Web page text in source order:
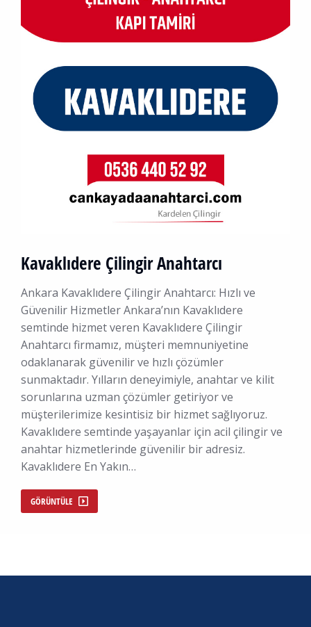
Kavaklıdere Çilingir Anahtarcı
Ankara Kavaklıdere Çilingir Anahtarcı: Hızlı ve
Güvenilir Hizmetler Ankara’nın Kavaklıdere
semtinde hizmet veren Kavaklıdere Çilingir
Anahtarcı firmamız, müşteri memnuniyetine
odaklanarak güvenilir ve hızlı çözümler
sunmaktadır. Yılların deneyimiyle, anahtar ve kilit
sorunlarına uzman çözümler getiriyor ve
müşterilerimize kesintisiz bir hizmet sağlıyoruz.
Kavaklıdere semtinde yaşayanlar için acil çilingir ve
anahtar hizmetlerinde güvenilir bir adresiz.
Kavaklıdere En Yakın…
GÖRÜNTÜLE